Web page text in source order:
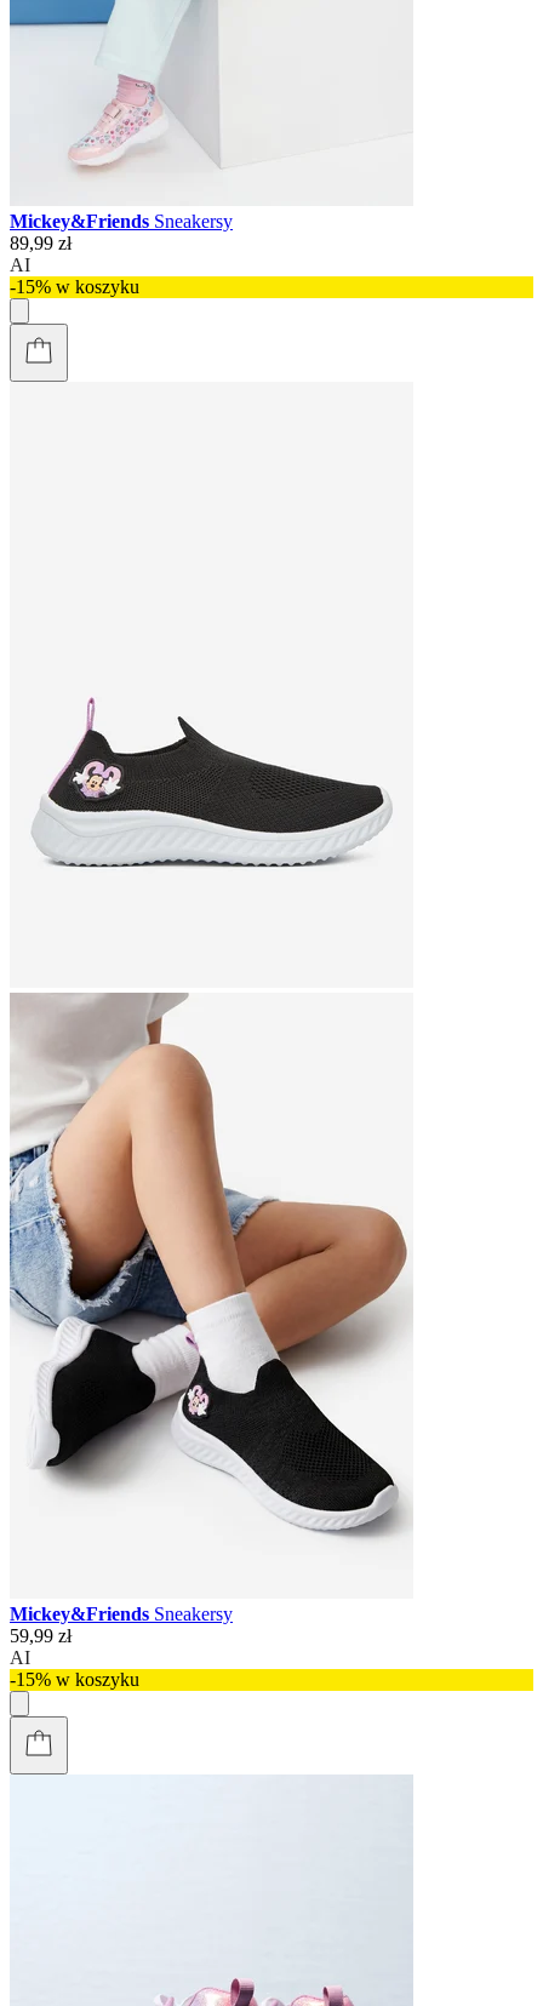
Mickey&Friends Sneakersy
89,99 zł
AI
-15% w koszyku
Mickey&Friends Sneakersy
59,99 zł
AI
-15% w koszyku